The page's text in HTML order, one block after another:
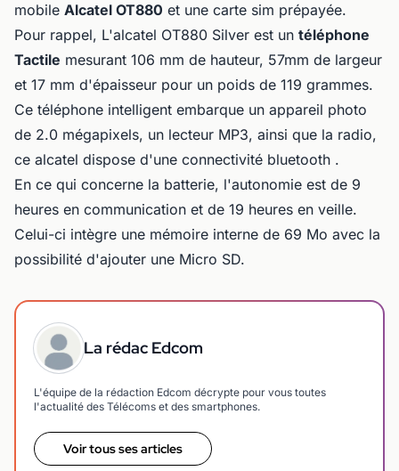
mobile Alcatel OT880 et une carte sim prépayée.
Pour rappel, L'alcatel OT880 Silver est un téléphone
Tactile mesurant 106 mm de hauteur, 57mm de largeur
et 17 mm d'épaisseur pour un poids de 119 grammes.
Ce téléphone intelligent embarque un appareil photo
de 2.0 mégapixels, un lecteur MP3, ainsi que la radio,
ce alcatel dispose d'une connectivité bluetooth .
En ce qui concerne la batterie, l'autonomie est de 9
heures en communication et de 19 heures en veille.
Celui-ci intègre une mémoire interne de 69 Mo avec la
possibilité d'ajouter une Micro SD.
La rédac Edcom
L'équipe de la rédaction Edcom décrypte pour vous toutes
l'actualité des Télécoms et des smartphones.
Voir tous ses articles